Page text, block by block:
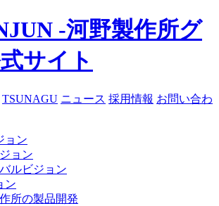
TSUNAGU ニュース 採用情報 お問い合わ
ョン
ョン
ルビジョン
ン
所の製品開発